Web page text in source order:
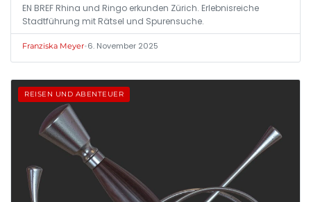
EN BREF Rhina und Ringo erkunden Zürich. Erlebnisreiche
Stadtführung mit Rätsel und Spurensuche.
Franziska Meyer•6. November 2025
REISEN UND ABENTEUER